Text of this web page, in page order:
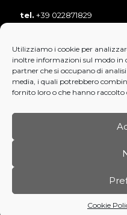
Utilizziamo i cookie per
inoltre informazioni sul modo in
partner che si occupano di
media, i quali potrebbero
fornito loro o che hanno
Cookie
tel. +39 022871829
fax
+39 022890853
mail:
info@bensrl.it